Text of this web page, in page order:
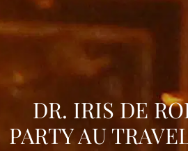
DR. IRIS DE
PARTY AU